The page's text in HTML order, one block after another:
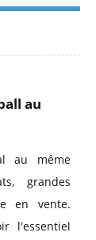
au
au même
grandes
en vente.
l'essentiel